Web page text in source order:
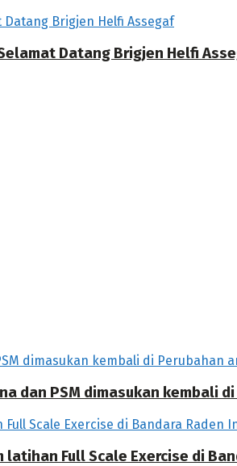
Datang Brigjen Helfi
dan PSM dimasukan kembali
Full Scale Exercise di